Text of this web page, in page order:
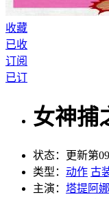
收藏
已收
订阅
已订
女神捕
状态：
更新第
类型： 动作 古
主演： 塔提阿